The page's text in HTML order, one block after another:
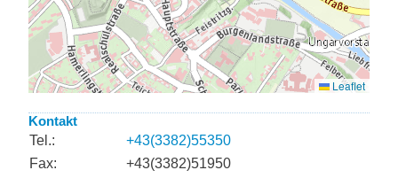
Kontakt
Tel.:
+43(3382)55350
Fax:
+43(3382)51950